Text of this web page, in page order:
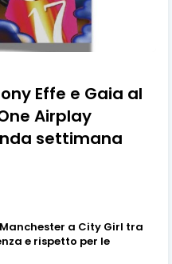
Effe e Gaia al
Airplay
settimana
a City Girl tra
e rispetto per le